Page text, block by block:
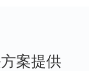
案提供